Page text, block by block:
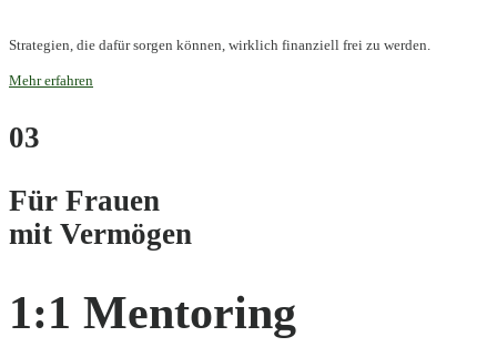
Strategien, die dafür sorgen können, wirklich finanziell frei zu werden.
Mehr erfahren
03
Für Frauen
mit Vermögen
1:1 Mentoring